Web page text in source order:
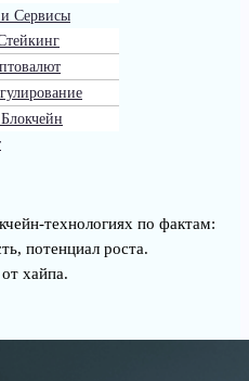
Сервисы
технологиях по фактам:
потенциал роста.
хайпа.